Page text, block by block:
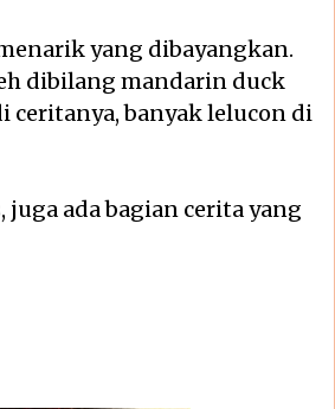
yang dibayangkan.
dibilang mandarin duck
ceritanya, banyak lelucon di
ada bagian cerita yang